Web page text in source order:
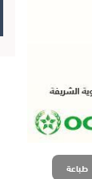
طباعة